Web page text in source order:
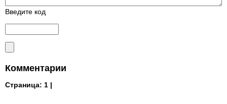
Введите код
Комментарии
Страница: 1 |